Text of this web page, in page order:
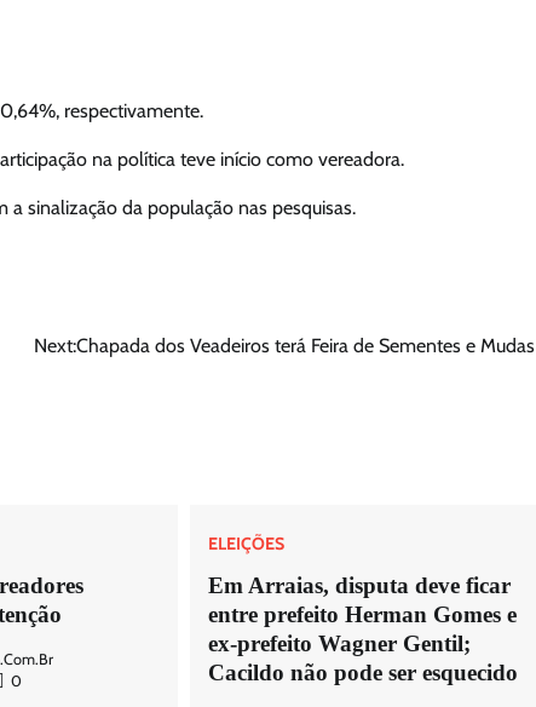
respectivamente.
na política teve início como vereadora.
sinalização da população nas pesquisas.
Next:Chapada dos Veadeiros terá Feira de Sementes e Mudas
0
ELEIÇÕES
Em Arraias, disputa deve ficar
entre prefeito Herman Gomes e
ex-prefeito Wagner Gentil;
Cacildo não pode ser esquecido